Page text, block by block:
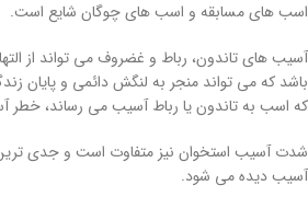
اسب های مسابقه و اسب های چوگان شایع است.
آسیب های تاندون، رباط و غضروف می تواند از
باشد که می تواند منجر به لنگش دائمی و پایان
که اسب به تاندون یا رباط آسیب می رساند، خطر
شدت آسیب استخوان نیز متفاوت است و جدی
آسیب دیده می شود.